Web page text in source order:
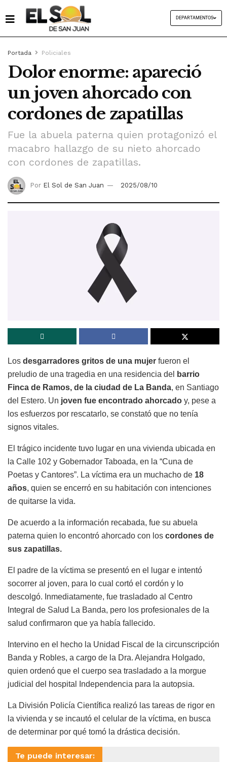
DEPARTAMENTOS
Portada Policiales
Dolor enorme: apareció
un joven ahorcado con
cordones de zapatillas
Fue la abuela paterna quien protagonizó el
macabro hallazgo de su nieto ahorcado
con cordones de zapatillas.
Por El Sol de San Juan 2025/08/10
Los desgarradores gritos de una mujer fueron el
preludio de una tragedia en una residencia del
barrio
Finca de Ramos, de la ciudad de La Banda, en Santiago
del Estero. Un joven fue encontrado ahorcado y, pese a
los esfuerzos por rescatarlo, se constató que no tenía
signos vitales.
El trágico incidente tuvo lugar en una vivienda ubicada en
la Calle 102 y Gobernador Taboada, en la “Cuna de
Poetas y Cantores”. La víctima era un muchacho de 18
años, quien se encerró en su habitación con intenciones
de quitarse la vida.
De acuerdo a la información recabada, fue su abuela
paterna quien lo encontró ahorcado con los cordones de
sus zapatillas.
El padre de la víctima se presentó en el lugar e intentó
socorrer al joven, para lo cual cortó el cordón y lo
descolgó. Inmediatamente, fue trasladado al Centro
Integral de Salud La Banda, pero los profesionales de la
salud confirmaron que ya había fallecido.
Intervino en el hecho la Unidad Fiscal de la circunscripción
Banda y Robles, a cargo de la Dra. Alejandra Holgado,
quien ordenó que el cuerpo sea trasladado a la morgue
judicial del hospital Independencia para la autopsia.
La División Policía Científica realizó las tareas de rigor en
la vivienda y se incautó el celular de la víctima, en busca
de determinar por qué tomó la drástica decisión.
Te puede interesar: